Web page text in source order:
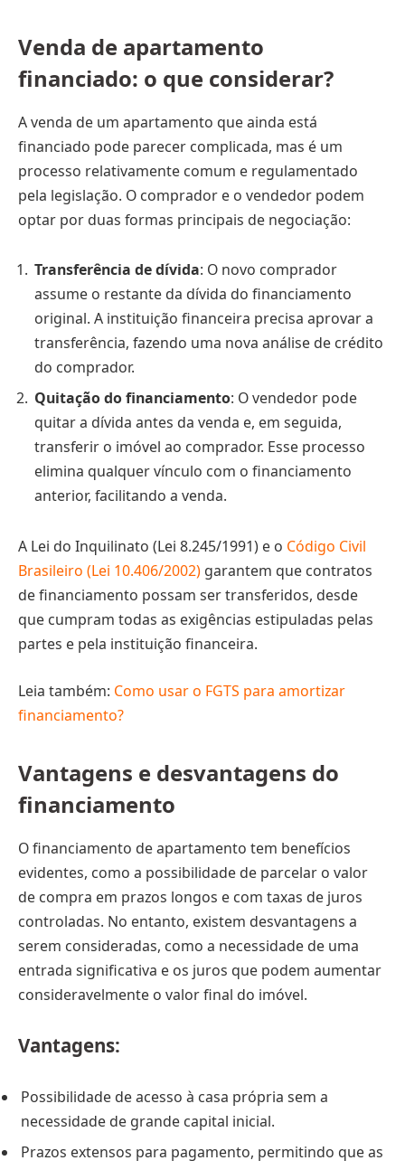
Venda de apartamento
financiado: o que considerar?
A venda de um apartamento que ainda está
financiado pode parecer complicada, mas é um
processo relativamente comum e regulamentado
pela legislação. O comprador e o vendedor podem
optar por duas formas principais de negociação:
Transferência de dívida: O novo comprador
assume o restante da dívida do financiamento
original. A instituição financeira precisa aprovar a
transferência, fazendo uma nova análise de crédito
do comprador.
Quitação do financiamento: O vendedor pode
quitar a dívida antes da venda e, em seguida,
transferir o imóvel ao comprador. Esse processo
elimina qualquer vínculo com o financiamento
anterior, facilitando a venda.
A Lei do Inquilinato (Lei 8.245/1991) e o Código Civil
Brasileiro (Lei 10.406/2002) garantem que contratos
de financiamento possam ser transferidos, desde
que cumpram todas as exigências estipuladas pelas
partes e pela instituição financeira.
Leia também: Como usar o FGTS para amortizar
financiamento?
Vantagens e desvantagens do
financiamento
O financiamento de apartamento tem benefícios
evidentes, como a possibilidade de parcelar o valor
de compra em prazos longos e com taxas de juros
controladas. No entanto, existem desvantagens a
serem consideradas, como a necessidade de uma
entrada significativa e os juros que podem aumentar
consideravelmente o valor final do imóvel.
Vantagens:
Possibilidade de acesso à casa própria sem a
necessidade de grande capital inicial.
Prazos extensos para pagamento, permitindo que as